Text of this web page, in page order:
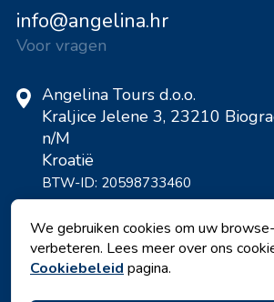
info@angelina.hr
Voor vragen
Angelina Tours d.o.o.
Kraljice Jelene 3, 23210
n/M
Kroatië
BTW-ID: 20598733460
ID: HR-AB-23-060130534, MB:
0650676
We gebruiken cookies om uw
verbeteren. Lees meer over ons
Cookiebeleid pagina.